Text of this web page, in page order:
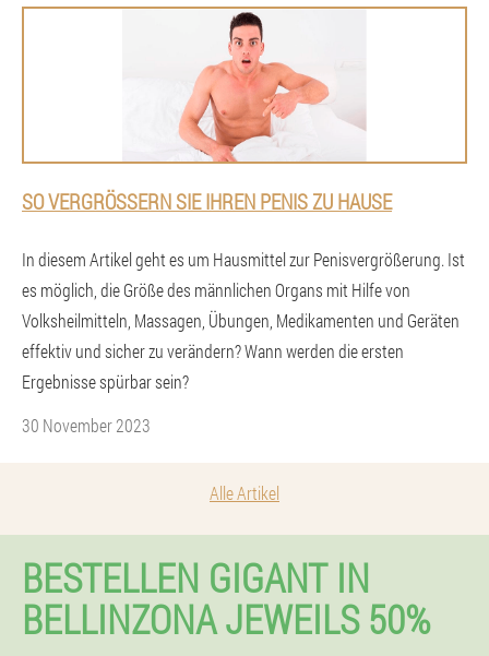
SO VERGRÖSSERN SIE IHREN PENIS ZU HAUSE
In diesem Artikel geht es um Hausmittel zur Penisvergrößerung. Ist
es möglich, die Größe des männlichen Organs mit Hilfe von
Volksheilmitteln, Massagen, Übungen, Medikamenten und Geräten
effektiv und sicher zu verändern? Wann werden die ersten
Ergebnisse spürbar sein?
30 November 2023
Alle Artikel
BESTELLEN GIGANT IN
BELLINZONA JEWEILS 50%